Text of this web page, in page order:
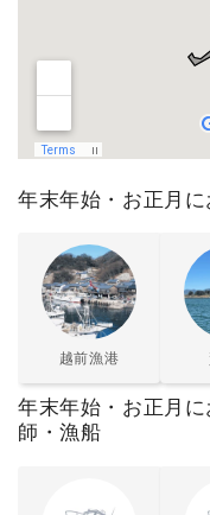
年末年始・お正月
越前漁港
年末年始・お正月
師・漁船